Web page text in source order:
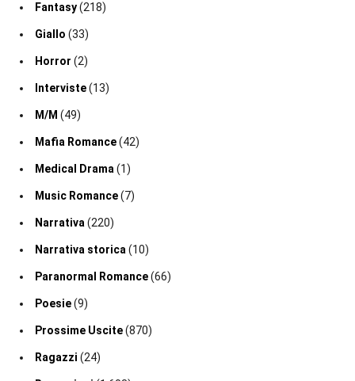
Fantasy(218)
Giallo (33)
Horror (2)
Interviste(13)
M/M (49)
Mafia Romance(42)
Medical Drama(1)
Music Romance(7)
Narrativa(220)
Narrativa storica(10)
Paranormal Romance(66)
Poesie(9)
Prossime Uscite(870)
Ragazzi (24)